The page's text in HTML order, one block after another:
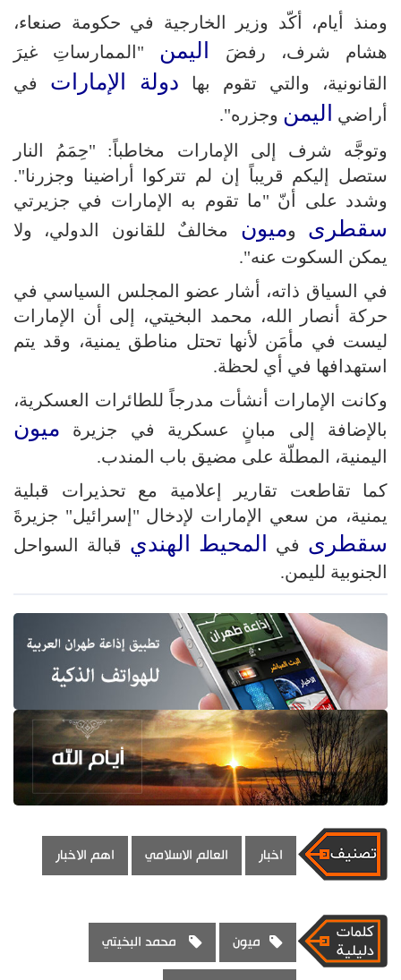
ومنذ أيام، أكّد وزير الخارجية في حكومة صنعاء،
هشام شرف، رفضَ
اليمن "الممارساتِ غيرَ
القانونية، والتي تقوم بها دولة الإمارات في
أراضي
اليمن وجزره".
وتوجَّه شرف إلى الإمارات مخاطباً: "حِمَمُ النار
ستصل إليكم قريباً إن لم تتركوا أراضينا وجزرنا".
وشدد على أنّ "ما تقوم به الإمارات في جزيرتي
سقطرى وميون مخالفٌ للقانون الدولي، ولا
يمكن السكوت عنه".
في السياق ذاته، أشار عضو المجلس السياسي في
حركة أنصار الله، محمد البخيتي، إلى أن الإمارات
ليست في مأمَن لأنها تحتل مناطق يمنية، وقد يتم
استهدافها في أي لحظة.
وكانت الإمارات أنشأت مدرجاً للطائرات العسكرية،
بالإضافة إلى مبانٍ عسكرية في جزيرة ميون
اليمنية، المطلّة على مضيق باب المندب.
كما تقاطعت تقارير إعلامية مع تحذيرات قبلية
يمنية، من سعي الإمارات لإدخال "إسرائيل" جزيرةَ
سقطرى في المحيط الهندي قبالة السواحل
الجنوبية لليمن.
اخبار العالم الاسلامي اهم الاخبار
ميون محمد البخيتي